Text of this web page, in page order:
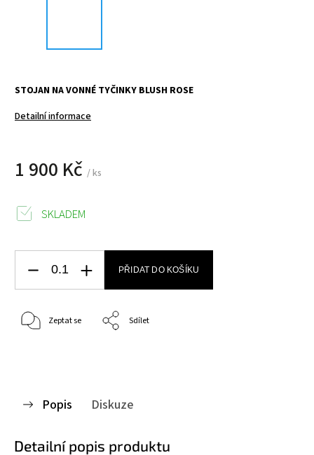
STOJAN NA VONNÉ TYČINKY BLUSH ROSE
Detailní informace
1 900 Kč / ks
SKLADEM
PŘIDAT DO KOŠÍKU
Zeptat se Sdílet
Popis Diskuze
Detailní popis produktu